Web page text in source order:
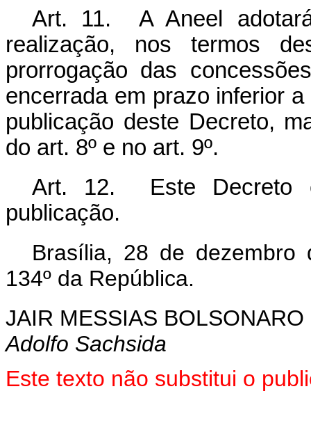
Art. 11. A Aneel
realização, nos termos
prorrogação das
encerrada em prazo inferior
publicação deste Decreto,
do art. 8º e no art. 9º.
Art. 12. Este Decreto
publicação.
Brasília, 28 de dezembro
134º da República.
JAIR MESSIAS BOLSONARO
Adolfo Sachsida
Este texto não substitui o